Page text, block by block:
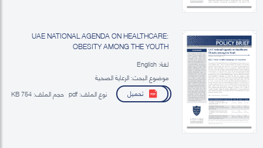
UAE NATIONAL AGENDA ON HEALTHCARE:
OBESITY AMONG THE YOUTH
لغة: English
موضوع البحث: الرعاية الصحية
تحميل
نوع الملف: حجم الملف: